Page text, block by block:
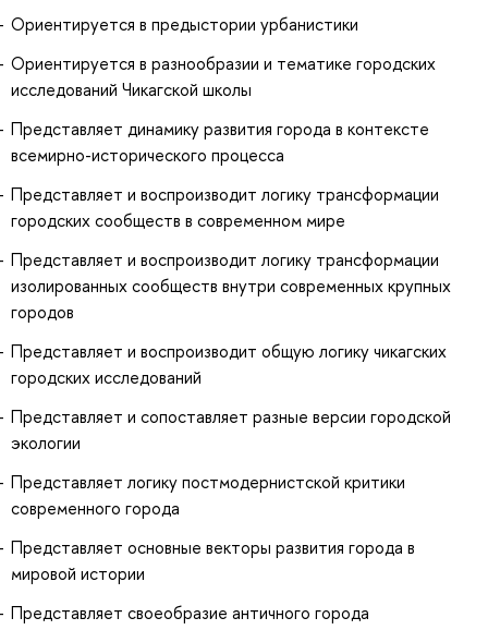
Ориентируется в предыстории урбанистики
Ориентируется в разнообразии и тематике городских
исследований Чикагской школы
Представляет динамику развития города в контексте
всемирно-исторического процесса
Представляет и воспроизводит логику трансформации
городских сообществ в современном мире
Представляет и воспроизводит логику трансформации
изолированных сообществ внутри современных крупных
городов
Представляет и воспроизводит общую логику чикагских
городских исследований
Представляет и сопоставляет разные версии городской
экологии
Представляет логику постмодернистской критики
современного города
Представляет основные векторы развития города в
мировой истории
Представляет своеобразие античного города